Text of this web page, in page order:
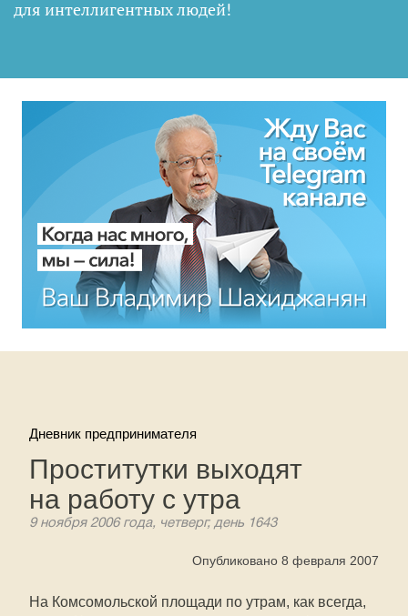
для интеллигентных людей!
Дневник предпринимателя
Проститутки выходят
на работу с утра
9 ноября 2006 года, четверг, день 1643
Опубликовано 8 февраля 2007
На Комсомольской площади по утрам, как всегда,